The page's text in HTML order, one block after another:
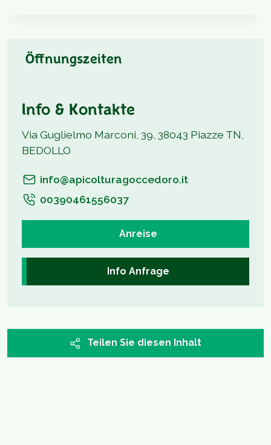
Öffnungszeiten
Info & Kontakte
Via Guglielmo Marconi, 39, 38043 Piazze TN,
BEDOLLO
info@apicolturagoccedoro.it
00390461556037
Anreise
Info Anfrage
Teilen Sie diesen Inhalt